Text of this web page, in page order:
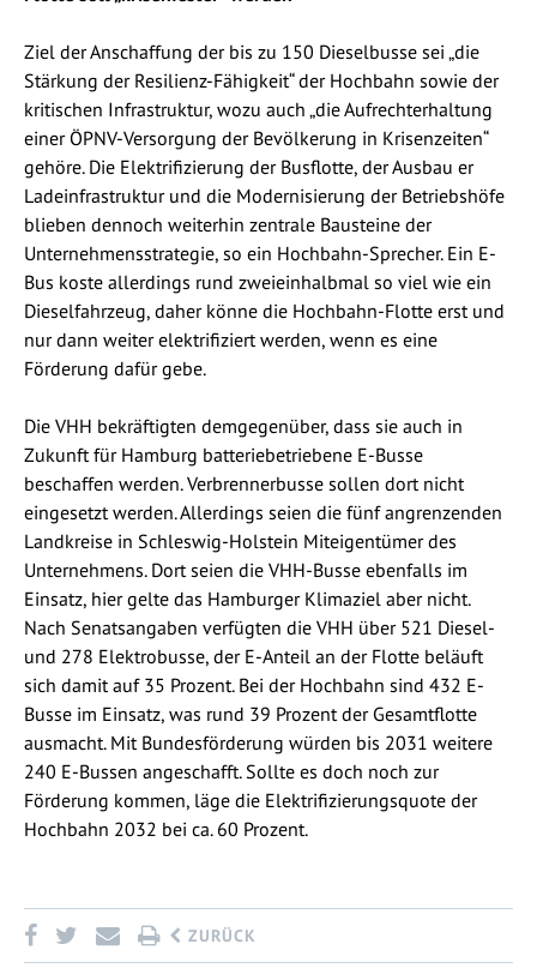
Ziel der Anschaffung der bis zu 150 Dieselbusse sei „die
Stärkung der Resilienz-Fähigkeit“ der Hochbahn sowie der
kritischen Infrastruktur, wozu auch „die Aufrechterhaltung
einer ÖPNV-Versorgung der Bevölkerung in Krisenzeiten“
gehöre. Die Elektrifizierung der Busflotte, der Ausbau er
Ladeinfrastruktur und die Modernisierung der Betriebshöfe
blieben dennoch weiterhin zentrale Bausteine der
Unternehmensstrategie, so ein Hochbahn-Sprecher. Ein E-
Bus koste allerdings rund zweieinhalbmal so viel wie ein
Dieselfahrzeug, daher könne die Hochbahn-Flotte erst und
nur dann weiter elektrifiziert werden, wenn es eine
Förderung dafür gebe.
Die VHH bekräftigten demgegenüber, dass sie auch in
Zukunft für Hamburg batteriebetriebene E-Busse
beschaffen werden. Verbrennerbusse sollen dort nicht
eingesetzt werden. Allerdings seien die fünf angrenzenden
Landkreise in Schleswig-Holstein Miteigentümer des
Unternehmens. Dort seien die VHH-Busse ebenfalls im
Einsatz, hier gelte das Hamburger Klimaziel aber nicht.
Nach Senatsangaben verfügten die VHH über 521 Diesel-
und 278 Elektrobusse, der E-Anteil an der Flotte beläuft
sich damit auf 35 Prozent. Bei der Hochbahn sind 432 E-
Busse im Einsatz, was rund 39 Prozent der Gesamtflotte
ausmacht. Mit Bundesförderung würden bis 2031 weitere
240 E-Bussen angeschafft. Sollte es doch noch zur
Förderung kommen, läge die Elektrifizierungsquote der
Hochbahn 2032 bei ca. 60 Prozent.
ZURÜCK